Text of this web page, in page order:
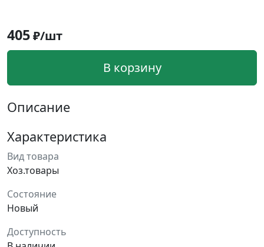
405₽/шт
В корзину
Описание
Характеристика
Вид товара
Хоз.товары
Состояние
Новый
Доступность